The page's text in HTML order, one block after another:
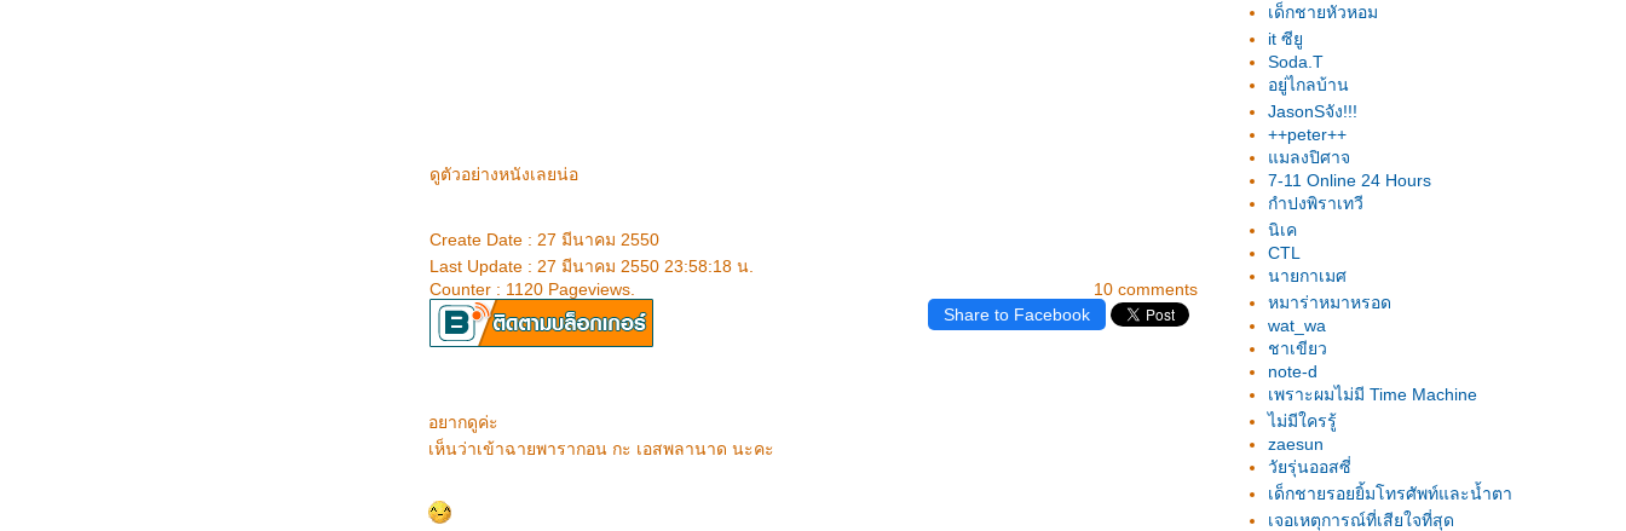
ดูตัวอย่างหนังเลยน่อ
Create Date : 27 มีนาคม 2550
Last Update : 27 มีนาคม 2550 23:58:18 น.
10 comments
Counter : 1120 Pageviews.
Share to Facebook
อยากดูค่ะ
เห็นว่าเข้าฉายพารากอน กะ เอสพลานาด นะคะ
เด็กชายหัวหอม
it ซียู
Soda.T
อยู่ไกลบ้าน
JasonSจัง!!!
++peter++
มลงปิศาจ
7-11 Online 24 Hours
กำปงพิราเทวี
นิเค
CTL
นายกาเมศ
หมาร่าหมาหรอด
wat_wa
ชาเขียว
note-d
เพราะผมไม่มี Time Machine
ไม่มีใครรู้
zaesun
วัยรุ่นออสซี่
เด็กชายรอยยิ้มโทรศัพท์และน้ำตา
เจอเหตุการณ์ที่เสียใจที่สุด